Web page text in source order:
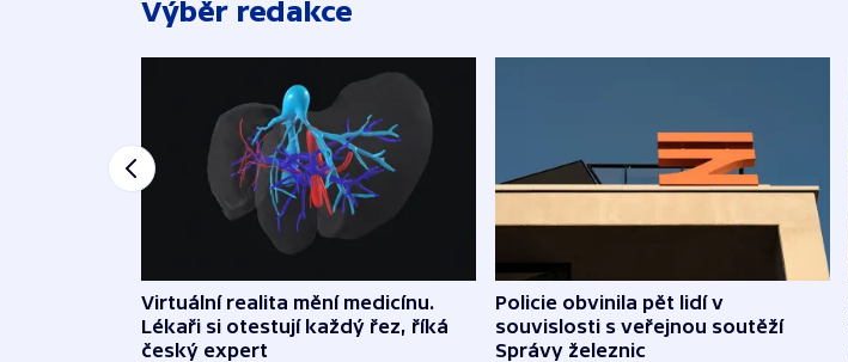
Výběr redakce
Virtuální realita mění medicínu.
Lékaři si otestují každý řez, říká
český expert
Policie obvinila pět lidí v
souvislosti s veřejnou soutěží
Správy železnic